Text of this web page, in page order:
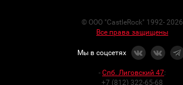
© ООО "CastleRock" 1992- 2026
Все права защищены
Мы в соцсетях
- Спб. Лиговский 47:
+7 (812) 322-65-68